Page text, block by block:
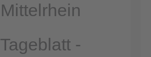
powered by
& eRecht24
Mittelrhein
Tageblatt -